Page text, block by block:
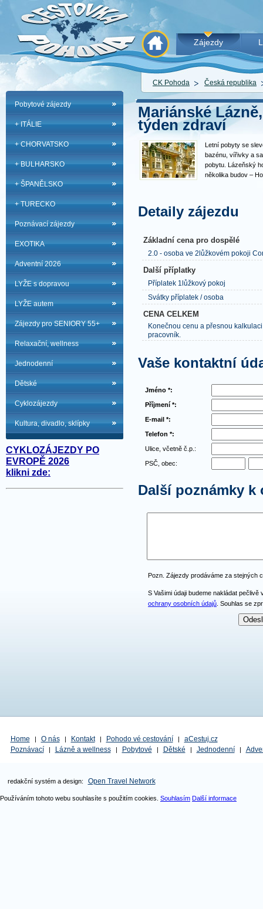
Zájezdy
CK Pohoda Česká republika
Pobytové zájezdy
+ ITÁLIE
+ CHORVATSKO
+ BULHARSKO
+ ŠPANĚLSKO
+ TURECKO
Poznávací zájezdy
EXOTIKA
Adventní 2026
LYŽE s dopravou
LYŽE autem
Zájezdy pro SENIORY 55+
Relaxační, wellness
Jednodenní
Dětské
Cyklozájezdy
Kultura, divadlo, sklípky
CYKLOZÁJEZDY PO
EVROPĚ 2026
klikni zde:
Mariánské
týden zdraví
Letní pobyty se
bazénu, vířivky a
pobytu. Lázeňský
několika budov –
Detaily zájezdu
Základní cena pro dospělé
2.0 - osoba ve 2lůžkovém pokoji
Další příplatky
Příplatek 1lůžkový pokoj
Svátky příplatek / osoba
CENA CELKEM
Konečnou cenu a přesnou
pracovník.
Vaše kontaktní
Jméno *:
Příjmení *:
E-mail *:
Telefon *:
Ulice, včetně č.p.:
PSČ, obec:
Další poznámky k
Pozn. Zájezdy prodáváme za stejných
S Vašimi údaji budeme nakládat
ochrany osobních údajů . Souhlas se
Home | O nás | Kontakt | Pohodo vé cestování |
aCestuj.cz
Poznávací
| Lázně a wellness | Pobytové | Dětské | Jednodenní |
redakční systém a design: Open Travel Network
Používáním tohoto webu souhlasíte s použitím cookies. Souhlasím Další informace